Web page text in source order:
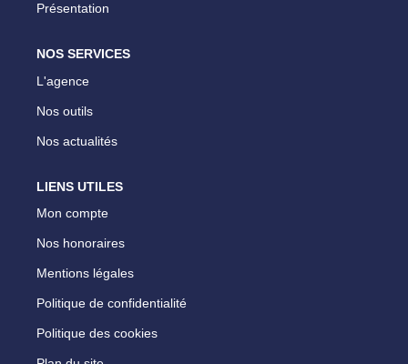
Présentation
NOS SERVICES
L'agence
Nos outils
Nos actualités
LIENS UTILES
Mon compte
Nos honoraires
Mentions légales
Politique de confidentialité
Politique des cookies